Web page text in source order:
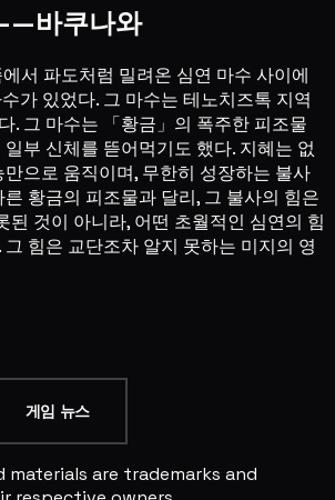
바쿠나와
서 파도처럼 밀려온 심연 마수 사이에
가 있었다. 그 마수는 테노치즈톡 지역
. 그 마수는 「황금」의 폭주한 피조물
부 신체를 뜯어먹기도 했다. 지혜는 없
으로 움직이며, 무한히 성장하는 불사
황금의 피조물과 달리, 그 불사의 힘은
된 것이 아니라, 어떤 초월적인 심연의 힘
힘은 교단조차 알지 못하는 미지의 영
게임 뉴스
materials are trademarks and